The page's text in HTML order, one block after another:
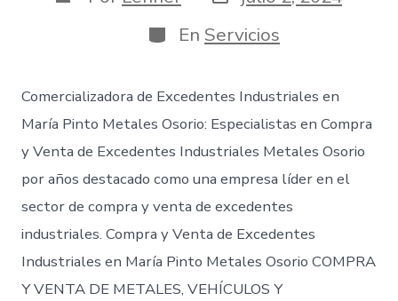
de
publicación
Categorías
En Servicios
Comercializadora de Excedentes Industriales en
María Pinto Metales Osorio: Especialistas en Compra
y Venta de Excedentes Industriales Metales Osorio
por años destacado como una empresa líder en el
sector de compra y venta de excedentes
industriales. Compra y Venta de Excedentes
Industriales en María Pinto Metales Osorio COMPRA
Y VENTA DE METALES, VEHÍCULOS Y